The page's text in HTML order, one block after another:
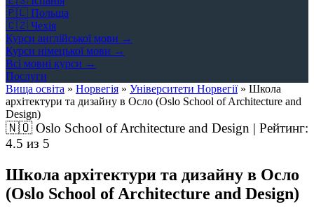
🇵🇱 Польща
🇨🇿 Чехія
Курси англійської мови →
Курси німецької мови →
Всі мовні курси →
Послуги
Вища освіта » Норвегія » Університети Норвегії» Школа
архітектури та дизайну в Осло (Oslo School of Architecture and
Design)
🇳🇴Oslo School of Architecture and Design | Рейтинг:
4.5 из 5
Школа архітектури та дизайну в Осло
(Oslo School of Architecture and Design)